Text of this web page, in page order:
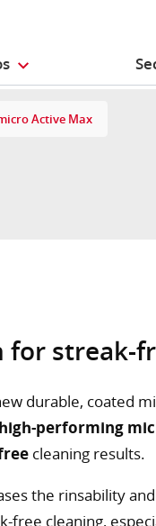
Active Max
streak-
durable, coated
high-performing
cleaning results.
the rinsability
free cleaning,